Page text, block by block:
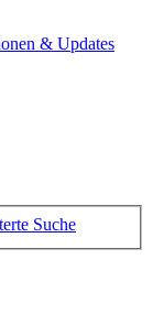
& Updates
Suche